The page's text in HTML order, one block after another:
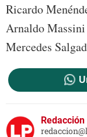
Ricardo
Arnaldo
Mercedes